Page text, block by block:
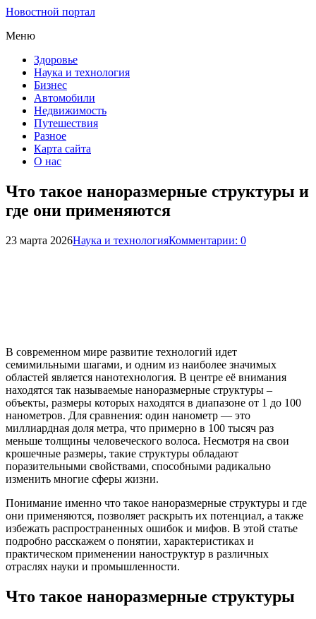
Новостной портал
Меню
Здоровье
Наука и технология
Бизнес
Автомобили
Недвижимость
Путешествия
Разное
Карта сайта
О нас
Что такое наноразмерные структуры и
где они применяются
23 марта 2026Наука и технологияКомментарии: 0
В современном мире развитие технологий идет
семимильными шагами, и одним из наиболее значимых
областей является нанотехнология. В центре её внимания
находятся так называемые наноразмерные структуры –
объекты, размеры которых находятся в диапазоне от 1 до 100
нанометров. Для сравнения: один нанометр — это
миллиардная доля метра, что примерно в 100 тысяч раз
меньше толщины человеческого волоса. Несмотря на свои
крошечные размеры, такие структуры обладают
поразительными свойствами, способными радикально
изменить многие сферы жизни.
Понимание именно что такое наноразмерные структуры и где
они применяются, позволяет раскрыть их потенциал, а также
избежать распространенных ошибок и мифов. В этой статье
подробно расскажем о понятии, характеристиках и
практическом применении наноструктур в различных
отраслях науки и промышленности.
Что такое наноразмерные структуры